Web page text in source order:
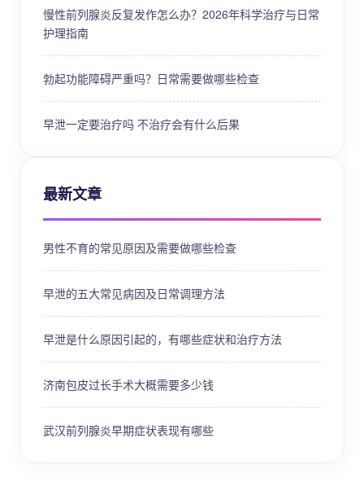
慢性前列腺炎反复发作怎么办？2026年科学治疗与日常
护理指南
勃起功能障碍严重吗？日常需要做哪些检查
早泄一定要治疗吗 不治疗会有什么后果
最新文章
男性不育的常见原因及需要做哪些检查
早泄的五大常见病因及日常调理方法
早泄是什么原因引起的，有哪些症状和治疗方法
济南包皮过长手术大概需要多少钱
武汉前列腺炎早期症状表现有哪些